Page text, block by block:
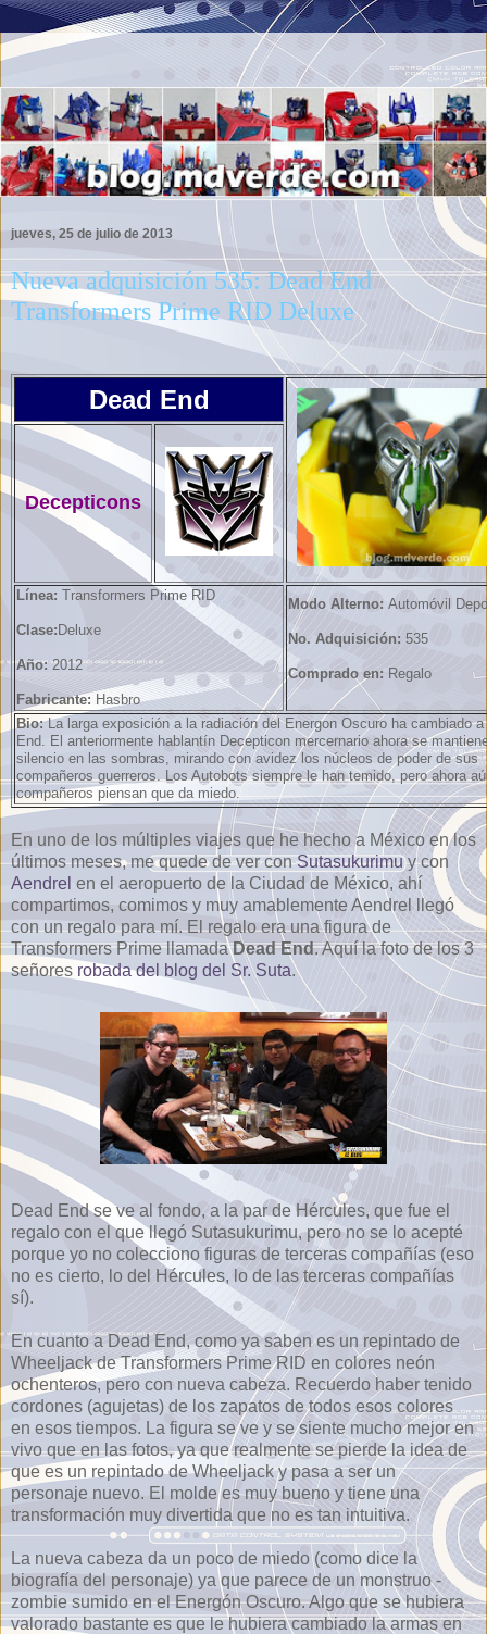
jueves, 25 de julio de 2013
Nueva adquisición 535: Dead End
Transformers Prime RID Deluxe
Dead End
Decepticons
Línea: Transformers Prime RID
Clase:Deluxe
Año: 2012
Fabricante: Hasbro
Modo Alterno: Automóvil
No. Adquisición: 535
Comprado en: Regalo
Bio:La larga exposición a la radiación del Energon Oscuro ha cambiado a
End. El anteriormente hablantín Decepticon mercernario ahora se
silencio en las sombras, mirando con avidez los núcleos de poder de sus
compañeros guerreros. Los Autobots siempre le han temido, pero ahora
compañeros piensan que da miedo.
En uno de los múltiples viajes que he hecho a México en los
últimos meses, me quede de ver conSutasukurimuy con
Aendrel en el aeropuerto de la Ciudad de México, ahí
compartimos, comimos y muy amablemente Aendrel llegó
con un regalo para mí. El regalo era una figura de
Transformers Prime llamadaDead End. Aquí la foto de los 3
señores robada del blog del Sr. Suta.
Dead End se ve al fondo, a la par de Hércules, que fue el
regalo con el que llegó Sutasukurimu, pero no se lo acepté
porque yo no colecciono figuras de terceras compañías (eso
no es cierto, lo del Hércules, lo de las terceras compañías
sí).
En cuanto a Dead End, como ya saben es un repintado de
Wheeljack de Transformers Prime RID en colores neón
ochenteros, pero con nueva cabeza. Recuerdo haber tenido
cordones (agujetas) de los zapatos de todos esos colores
en esos tiempos. La figura se ve y se siente mucho mejor en
vivo que en las fotos, ya que realmente se pierde la idea de
que es un repintado de Wheeljack y pasa a ser un
personaje nuevo. El molde es muy bueno y tiene una
transformación muy divertida que no es tan intuitiva.
La nueva cabeza da un poco de miedo (como dice la
biografía del personaje) ya que parece de un monstruo -
zombie sumido en el Energón Oscuro. Algo que se hubiera
valorado bastante es que le hubiera cambiado la armas en